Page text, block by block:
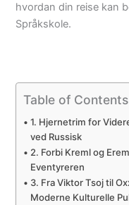
hvordan din reise kan
Språkskole.
Table of Contents
1. Hjernetrim for
ved Russisk
2. Forbi Kreml og
Eventyreren
3. Fra Viktor Tsoj til
Moderne Kulturelle